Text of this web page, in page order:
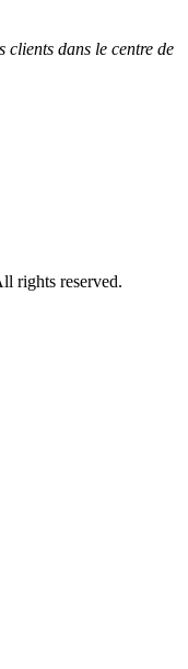
clients dans le centre de
rights reserved.